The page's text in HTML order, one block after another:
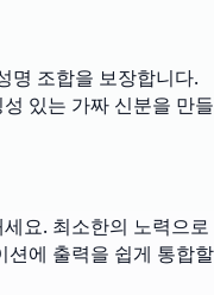
명 조합을 보장합니다.
있는 가짜 신분을 만들
요. 최소한의 노력으로
션에 출력을 쉽게 통합할